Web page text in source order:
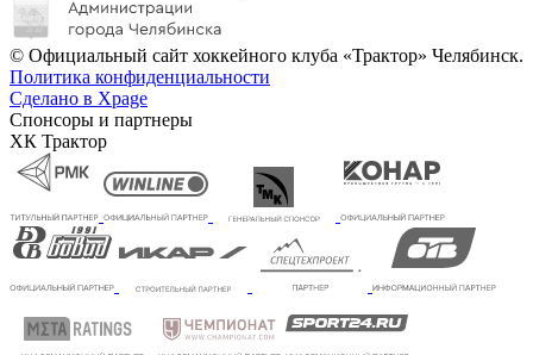
© Официальный сайт хоккейного клуба «Трактор» Челябинск.
Политика конфиденциальности
Сделано в Xpage
Спонсоры и партнеры
ХК Трактор